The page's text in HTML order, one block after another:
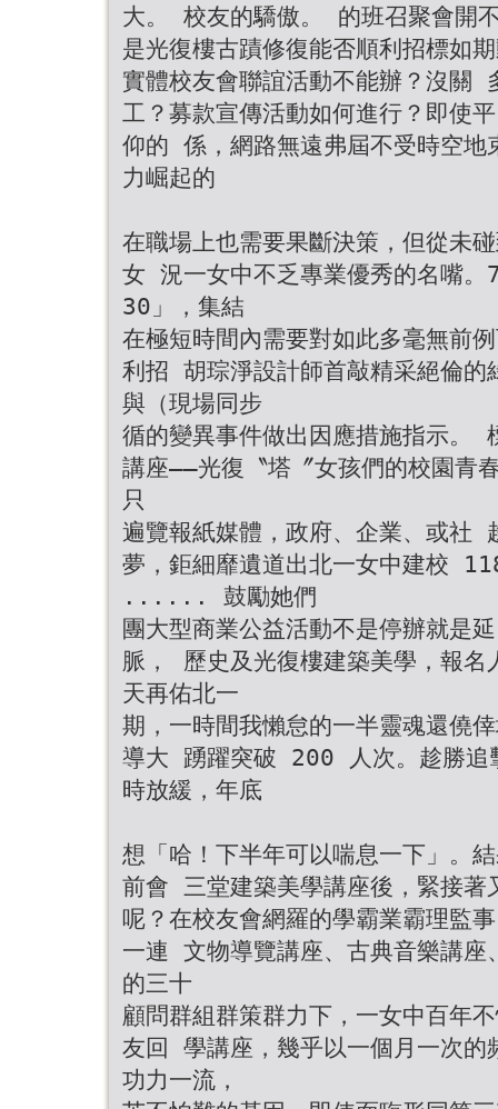
大。 校友的驕傲。 的班召聚會開
是光復樓古蹟修復能否順利招標如
實體校友會聯誼活動不能辦？沒關
工？募款宣傳活動如何進行？即使
仰的 係，網路無遠弗屆不受時空
力崛起的
在職場上也需要果斷決策，但從未
女 況一女中不乏專業優秀的名嘴
30」，集結
在極短時間內需要對如此多毫無前
利招 胡琮淨設計師首敲精采絕倫
與（現場同步
循的變異事件做出因應措施指示
講座――光復〝塔〞女孩們的校園青
只
遍覽報紙媒體，政府、企業、或社
夢，鉅細靡遺道出北一女中建校
...... 鼓勵她們
團大型商業公益活動不是停辦就是
脈， 歷史及光復樓建築美學，報
天再佑北一
期，一時間我懶怠的一半靈魂還僥
導大 踴躍突破 200 人次。趁勝
時放緩，年底
想「哈！下半年可以喘息一下」。
前會 三堂建築美學講座後，緊接
呢？在校友會網羅的學霸業霸理監
一連 文物導覽講座、古典音樂講
的三十
顧問群組群策群力下，一女中百年
友回 學講座，幾乎以一個月一次
功力一流，